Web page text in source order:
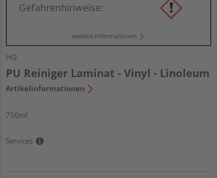
Gefahrenhinweise:
weitere Informationen
HQ
PU Reiniger Laminat - Vinyl - Linoleum
Artikelinformationen
750ml
Services